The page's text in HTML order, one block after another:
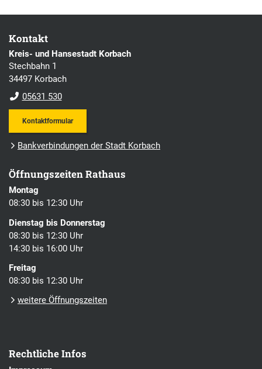
Kontakt
Kreis- und Hansestadt Korbach
Stechbahn 1
34497 Korbach
05631 530
Kontaktformular
Bankverbindungen der Stadt Korbach
Öffnungszeiten Rathaus
Montag
08:30 bis 12:30 Uhr
Dienstag bis Donnerstag
08:30 bis 12:30 Uhr
14:30 bis 16:00 Uhr
Freitag
08:30 bis 12:30 Uhr
weitere Öffnungszeiten
Rechtliche Infos